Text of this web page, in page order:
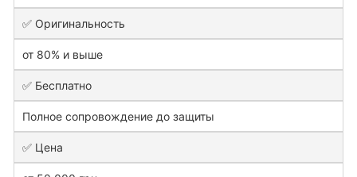
✅ Оригинальность
от 80% и выше
✅ Бесплатно
Полное сопровождение до защиты
✅ Цена